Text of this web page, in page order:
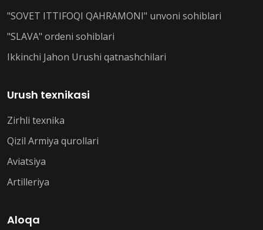
"SOVET ITTIFOQI QAHRAMONI" unvoni sohiblari
"SLAVA" ordeni sohiblari
Ikkinchi Jahon Urushi qatnashchilari
Urush texnikasi
Zirhli texnika
Qizil Armiya qurollari
Aviatsiya
Artilleriya
Aloqa